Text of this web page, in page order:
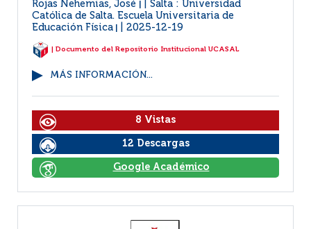
Rojas Nehemias, José
Salta : Universidad
Católica de Salta. Escuela Universitaria de
Educación Física
2025-12-19
| Documento del Repositorio Institucional UCASAL
MÁS INFORMACIÓN...
8 Vistas
12 Descargas
Google Académico